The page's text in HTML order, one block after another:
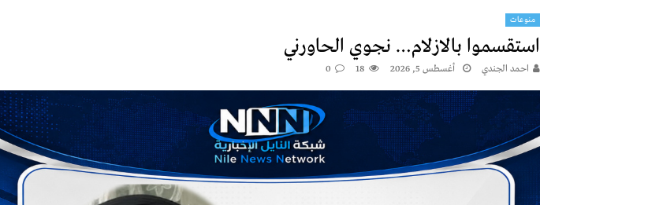
منوعات
استقسموا بالازلام… نجوي الحاورني
احمد الجندي أغسطس 5, 2026 18
0